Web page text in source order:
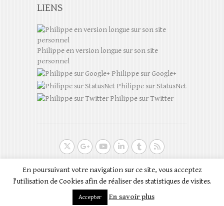
LIENS
Philippe en version longue sur son site
personnel
Philippe sur Google+
Philippe sur StatusNet
Philippe sur Twitter
Droits d'auteur © 2026Philippe Scoffoni en
version courte| Auteur du theme:Theme Horse|
Sur une plateforme:
En poursuivant votre navigation sur ce site, vous acceptez
l'utilisation de Cookies afin de réaliser des statistiques de visites.
Accepter En savoir plus